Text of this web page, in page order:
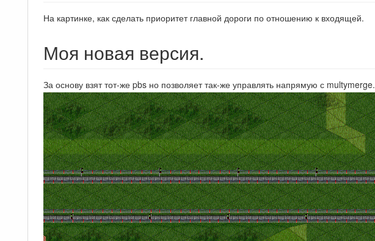
На картинке, как сделать приоритет главной дороги по отношению к входящей.
Моя новая версия.
За основу взят тот-же pbs но позволяет так-же управлять напрямую с multymerge.